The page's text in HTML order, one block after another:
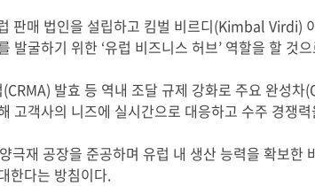
판매 법인을 설립하고 킴벌 비르디(Kimbal Virdi)
발굴하기 위한 ‘유럽 비즈니스 허브’ 역할을 할 것
(CRMA) 발효 등 역내 조달 규제 강화로 주요 완성차
고객사의 니즈에 실시간으로 대응하고 수주 경쟁
극재 공장을 준공하며 유럽 내 생산 능력을 확보한
한다는 방침이다.